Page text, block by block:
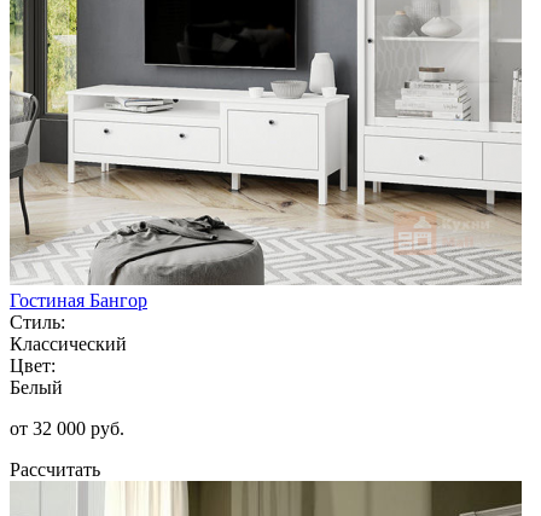
Гостиная Бангор
Стиль:
Классический
Цвет:
Белый
от 32 000 руб.
Рассчитать